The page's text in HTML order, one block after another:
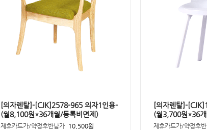
[의자렌탈]-[CJK]2578-965 의자1인용-
(월8,100원*36개월/등록비면제)
제휴카드가/약정후반납가 10,500원
[의자렌탈]-
(월3,700원*36
제휴카드가/약정후